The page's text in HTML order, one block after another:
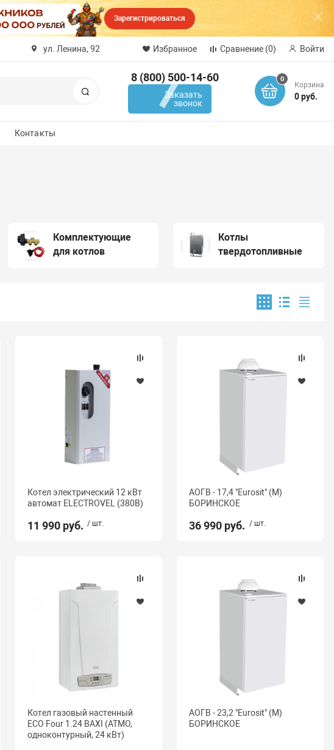
Зарегистрироваться
ул. Ленина, 92 Избранное Сравнение (0) Войти
8 (800) 500-14-60
Заказать
звонок
0
Корзина
0 руб.
Контакты
Комплектующие
для котлов
Котлы
твердотопливные
Котел электрический 12 кВт
автомат ELECTROVEL (380В)
11 990 руб. / шт.
АОГВ - 17,4 "Eurosit" (М)
БОРИНСКОЕ
36 990 руб. / шт.
Котел газовый настенный
ECO Four 1.24 BAXI (АТМО,
одноконтурный, 24 кВт)
АОГВ - 23,2 "Eurosit" (М)
БОРИНСКОЕ